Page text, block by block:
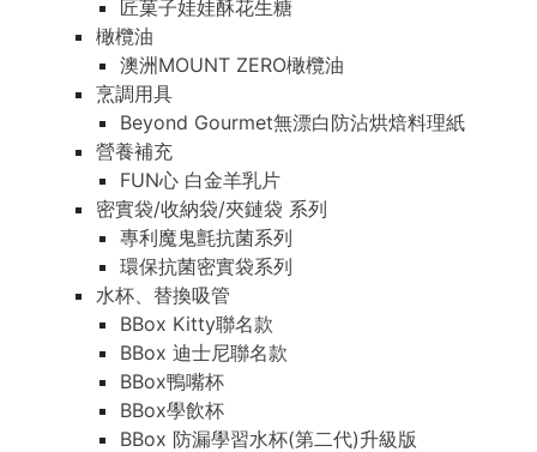
匠菓子娃娃酥花生糖
橄欖油
澳洲MOUNT ZERO橄欖油
烹調用具
Beyond Gourmet無漂白防沾烘焙料理紙
營養補充
FUN心 白金羊乳片
密實袋/收納袋/夾鏈袋 系列
專利魔鬼氈抗菌系列
環保抗菌密實袋系列
水杯、替換吸管
BBox Kitty聯名款
BBox 迪士尼聯名款
BBox鴨嘴杯
BBox學飲杯
BBox 防漏學習水杯(第二代)升級版